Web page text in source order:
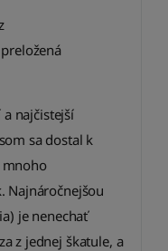
najčistejší
sa dostal k
Najnáročnejšou
je nenechať
z jednej škatule, a